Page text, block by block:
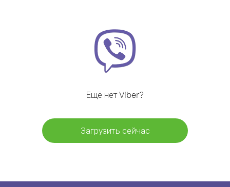
Ещё нет Viber?
Загрузить сейчас